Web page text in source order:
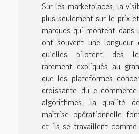
Sur les marketplaces, la
plus seulement sur le prix
marques qui montent dans
ont souvent une longueur
qu’elles pilotent des
rarement expliqués au
que les plateformes
croissante du e-
algorithmes, la qualité
maîtrise opérationnelle
et ils se travaillent comme